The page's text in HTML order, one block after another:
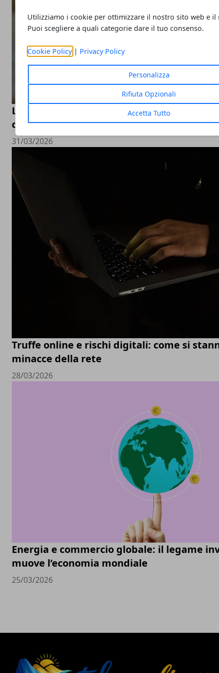
Utilizziamo i cookie per ottimizzare il nostro sito web e il
Puoi scegliere a quali categorie dare il tuo consenso.
Cookie Policy| Privacy Policy
Personalizza
Rifiuta Opzionali
Accetta Tutto
La donna nel corso degli anni: un percorso
cambiamento tra corpo, società e
31/03/2026
Truffe online e rischi digitali: come si
minacce della rete
28/03/2026
Energia e commercio globale: il legame
muove l’economia mondiale
25/03/2026